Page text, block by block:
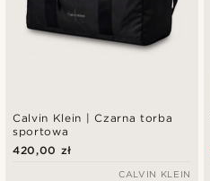
Calvin Klein | Czarna torba
sportowa
420,00 zł
CALVIN KLEIN